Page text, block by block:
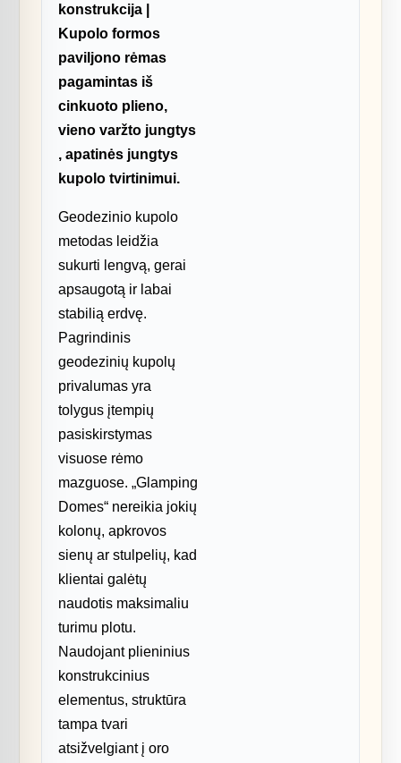
konstrukcija |
Kupolo formos
paviljono rėmas
pagamintas iš
cinkuoto plieno,
vieno varžto jungtys
, apatinės jungtys
kupolo tvirtinimui.
Geodezinio kupolo
metodas leidžia
sukurti lengvą, gerai
apsaugotą ir labai
stabilią erdvę.
Pagrindinis
geodezinių kupolų
privalumas yra
tolygus įtempių
pasiskirstymas
visuose rėmo
mazguose. „Glamping
Domes“ nereikia jokių
kolonų, apkrovos
sienų ar stulpelių, kad
klientai galėtų
naudotis maksimaliu
turimu plotu.
Naudojant plieninius
konstrukcinius
elementus, struktūra
tampa tvari
atsižvelgiant į oro